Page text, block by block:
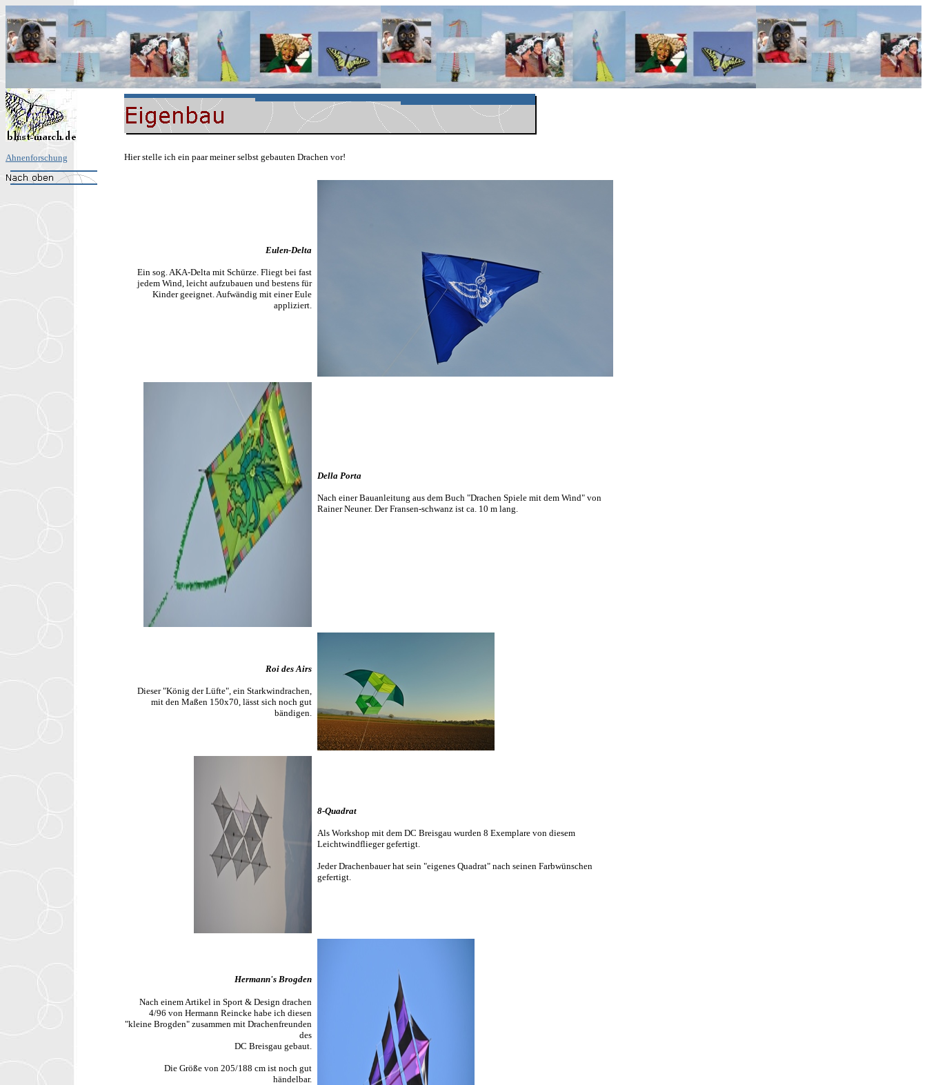
Ahnenforschung Hier stelle ich ein paar meiner selbst gebauten Drachen vor!
Eulen-Delta
Ein sog. AKA-Delta mit Schürze. Fliegt bei fast
jedem Wind, leicht aufzubauen und bestens für
Kinder geeignet. Aufwändig mit einer Eule
appliziert.
Della Porta
Nach einer Bauanleitung aus dem Buch "Drachen Spiele mit dem Wind" von
Rainer Neuner. Der Fransen-schwanz ist ca. 10 m lang.
Roi des Airs
Dieser "König der Lüfte", ein Starkwindrachen,
mit den Maßen 150x70, lässt sich noch gut
bändigen.
8-Quadrat
Als Workshop mit dem DC Breisgau wurden 8 Exemplare von diesem
Leichtwindflieger gefertigt.
Jeder Drachenbauer hat sein "eigenes Quadrat" nach seinen Farbwünschen
gefertigt.
Hermann's Brogden
Nach einem Artikel in Sport & Design drachen
4/96 von Hermann Reincke habe ich diesen
"kleine Brogden" zusammen mit Drachenfreunden
des
DC Breisgau gebaut.
Die Größe von 205/188 cm ist noch gut
händelbar.